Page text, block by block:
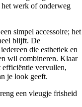
werk of onderweg
simpel accessoire; het
blijft. De
die esthetiek en
wil combineren. Klaar
efficiëntie vervullen,
je look geeft.
een vleugje frisheid